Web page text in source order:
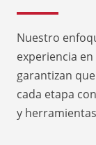
Nuestro
experiencia en
garantizan
cada etapa
y